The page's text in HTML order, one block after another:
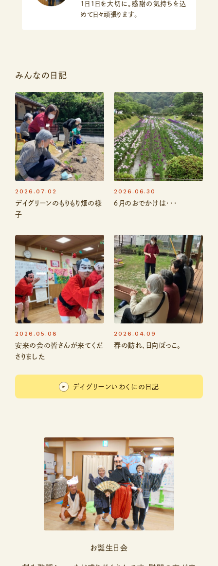
１日１日を大切に。感謝の気持ちを込
めて日々頑張ります。
みんなの日記
2026.07.02
デイグリーンのもりもり畑の様
子
2026.06.30
６月のおでかけは・・・
2026.05.08
安来の会の皆さんが来てくだ
さりました
2026.04.09
春の訪れ、日向ぼっこ。
デイグリーンいわくにの日記
お誕生日会